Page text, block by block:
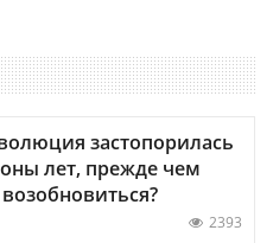
застопорилась
лет, прежде чем
2393